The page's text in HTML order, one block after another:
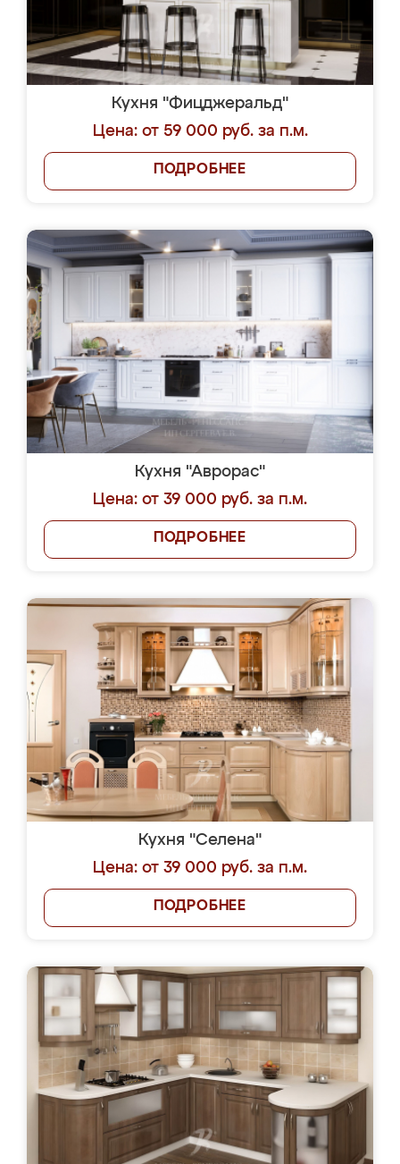
Кухня "Фицджеральд"
Цена: от 59 000 руб. за п.м.
ПОДРОБНЕЕ
Кухня "Аврорас"
Цена: от 39 000 руб. за п.м.
ПОДРОБНЕЕ
Кухня "Селена"
Цена: от 39 000 руб. за п.м.
ПОДРОБНЕЕ